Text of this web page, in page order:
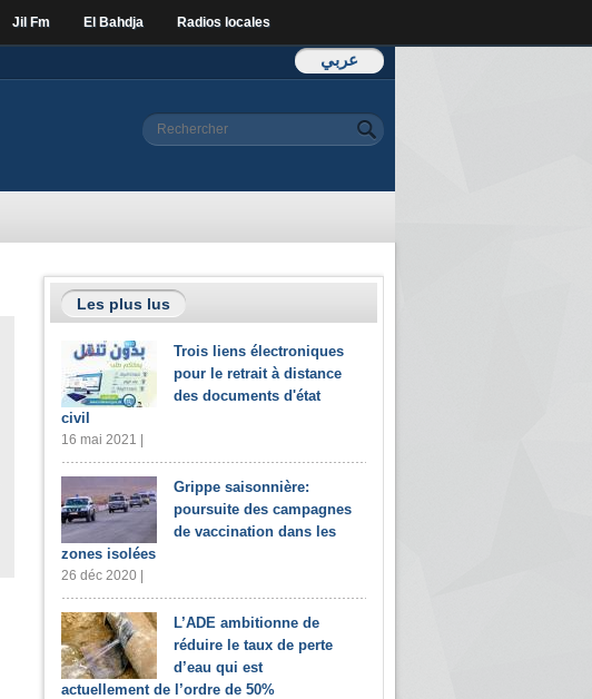
Jil Fm El Bahdja Radios locales
عربي
Formulaire de
Rechercher
Les plus lus
Trois liens électroniques
pour le retrait à distance
des documents d'état
civil
16 mai 2021 |
Grippe saisonnière:
poursuite des campagnes
de vaccination dans les
zones isolées
26 déc 2020 |
L’ADE ambitionne de
réduire le taux de perte
d’eau qui est
actuellement de l’ordre de 50%